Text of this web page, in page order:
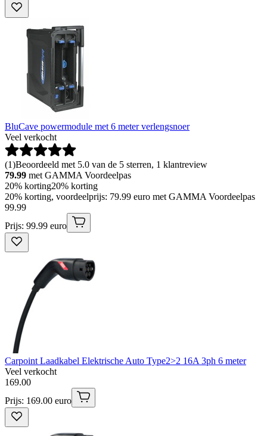
BluCave powermodule met 6 meter verlengsnoer
Veel verkocht
(1)Beoordeeld met 5.0 van de 5 sterren, 1 klantreview
79.99 met GAMMA Voordeelpas
20% korting20% korting
20% korting, voordeelprijs: 79.99 euro met GAMMA Voordeelpas
99.99
Prijs: 99.99 euro
Carpoint Laadkabel Elektrische Auto Type2>2 16A 3ph 6 meter
Veel verkocht
169.00
Prijs: 169.00 euro